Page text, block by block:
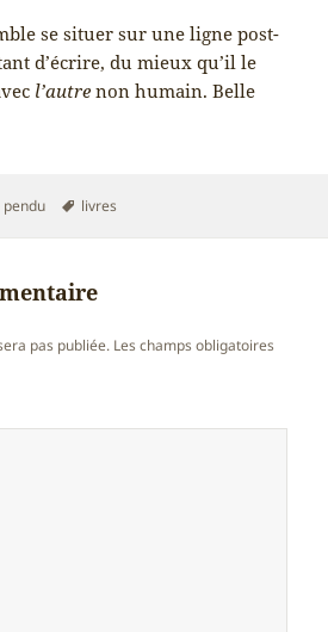
se situer sur une ligne post-
d’écrire, du mieux qu’il le
l’autre non humain. Belle
pendu
Mots-
livres
pas publiée. Les champs obligatoires